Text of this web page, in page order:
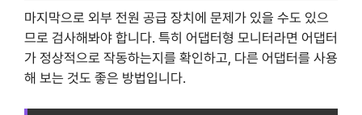
마지막으로 외부 전원 공급 장치에 문제가 있을 수도 있으
므로 검사해봐야 합니다. 특히 어댑터형 모니터라면 어댑터
가 정상적으로 작동하는지를 확인하고, 다른 어댑터를 사용
해 보는 것도 좋은 방법입니다.